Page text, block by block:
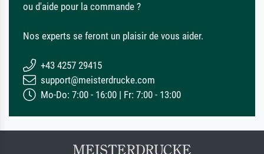
ou d'aide pour la commande ?
Nos experts se feront un plaisir de vous aider.
+43 4257 29415
support@meisterdrucke.com
Mo-Do: 7:00 - 16:00 | Fr: 7:00 - 13:00